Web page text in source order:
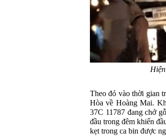
Theo đó vào thời gian
Hòa về Hoàng Mai.
37C 11787 đang chở
đầu trong đêm khiến
kẹt trong ca bin được